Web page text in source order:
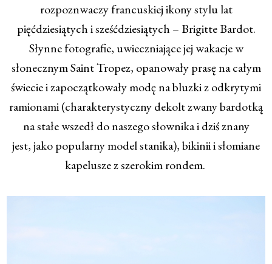
rozpoznwaczy francuskiej ikony stylu lat
pięćdziesiątych i sześćdziesiątych – Brigitte Bardot.
Słynne fotografie, uwieczniające jej wakacje w
słonecznym Saint Tropez, opanowały prasę na całym
świecie i zapoczątkowały modę na bluzki z odkrytymi
ramionami (charakterystyczny dekolt zwany bardotką
na stałe wszedł do naszego słownika i dziś znany
jest, jako popularny model stanika), bikinii i słomiane
kapelusze z szerokim rondem.